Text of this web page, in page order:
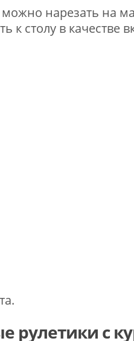
нарезать на
к столу в качестве
рулетики с